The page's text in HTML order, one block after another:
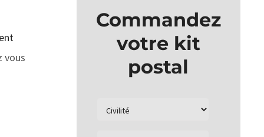
vous
Commandez
votre kit
postal